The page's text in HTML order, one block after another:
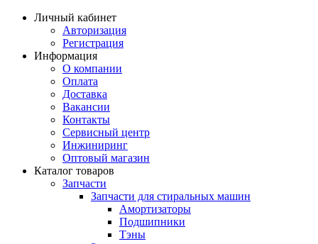
Личный кабинет
Авторизация
Регистрация
Информация
О компании
Оплата
Доставка
Вакансии
Контакты
Сервисный центр
Инжиниринг
Оптовый магазин
Каталог товаров
Запчасти
Запчасти для стиральных машин
Амортизаторы
Подшипники
Тэны